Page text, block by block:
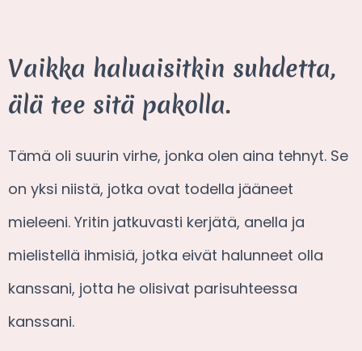
Vaikka haluaisitkin suhdetta,
älä tee sitä pakolla.
Tämä oli suurin virhe, jonka olen aina tehnyt. Se
on yksi niistä, jotka ovat todella jääneet
mieleeni. Yritin jatkuvasti kerjätä, anella ja
mielistellä ihmisiä, jotka eivät halunneet olla
kanssani, jotta he olisivat parisuhteessa
kanssani.